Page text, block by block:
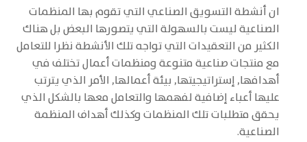
ان أنشطة التسويق الصناعي التي تقوم بها المنظمات
الصناعية ليست بالسهولة التي يتصورها البعض بل هناك
الكثير من التعقيدات التي تواجه تلك الأنشطة نظرا للتعامل
مع منتجات صناعية متنوعة ومنظمات أعمال تختلف في
أهدافها, إستراتيجيتها, بيئة أعمالها, الأمر الذي يترتب
عليها أعباء إضافية لفهمها والتعامل معها بالشكل الذي
يحقق متطلبات تلك المنظمات وكذلك أهداف المنظمة
الصناعية.